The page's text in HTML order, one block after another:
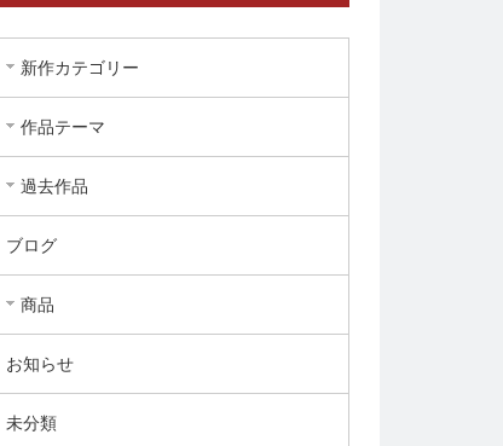
新作カテゴリー
作品テーマ
過去作品
ブログ
商品
お知らせ
未分類